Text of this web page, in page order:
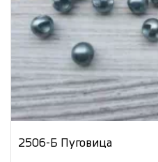
2506-Б Пуговица